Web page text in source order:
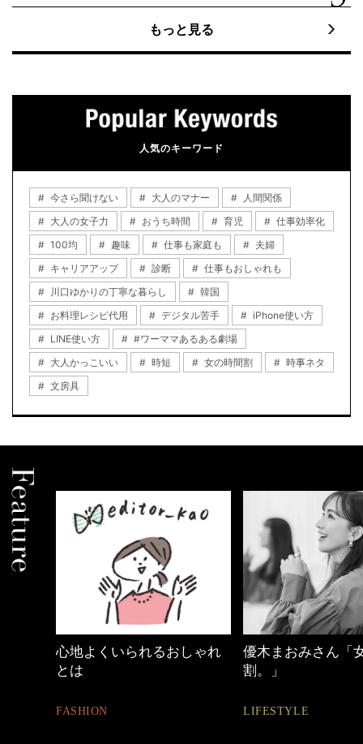
もっと見る
人気のキーワード
今さら聞けない 大人のマナー
人間関係
大人の女子力
おうち時間 育児
仕事効率化
100均
趣味 仕事も家庭も
夫婦
キャリアアップ
診断
仕事もおしゃれも
川口ゆかりの丁寧な暮らし
韓国
お料理レシピ代用
デジタル苦手
iPhone使い方
LINE使い方
#ワーママあるある劇場
大人かっこいい
時短 女の時間割
時事ネタ
文房具
優木まおみさん「女の時間
割。」
LIFESTYLE
【ワーママのきれ
ュアル通勤】
FASHION